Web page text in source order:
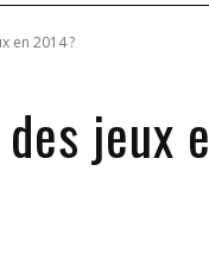
en 2014 ?
jeux